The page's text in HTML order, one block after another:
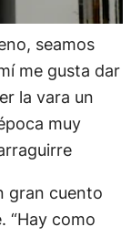
seamos
me gusta dar
la vara un
muy
gran cuento
“Hay como